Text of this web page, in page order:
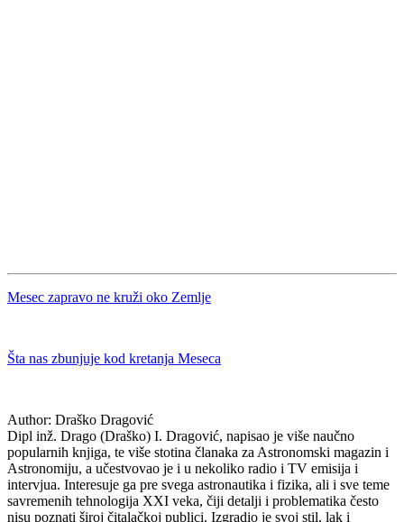
Mesec zapravo ne kruži oko Zemlje
Šta nas zbunjuje kod kretanja Meseca
Author: Draško Dragović
Dipl inž. Drago (Draško) I. Dragović, napisao je više naučno
popularnih knjiga, te više stotina članaka za Astronomski magazin i
Astronomiju, a učestvovao je i u nekoliko radio i TV emisija i
intervjua. Interesuje ga pre svega astronautika i fizika, ali i sve teme
savremenih tehnologija XXI veka, čiji detalji i problematika često
nisu poznati široj čitalačkoj publici. Izgradio je svoj stil, lak i